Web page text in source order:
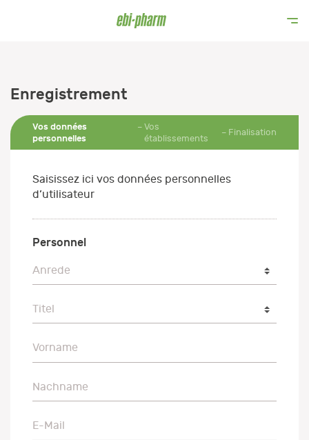
Enregistrement
Vos données
personnelles
Vos
établissements
Finalisation
Saisissez ici vos données personnelles
d’utilisateur
Personnel
Anrede
Anrede
Titel
Titel
Vorname
Vorname
Nachname
Nachname
E-Mail
E-Mail